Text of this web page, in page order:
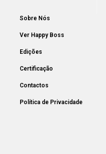
Sobre Nós
Ver Happy Boss
Edições
Certificação
Contactos
Política de Privacidade